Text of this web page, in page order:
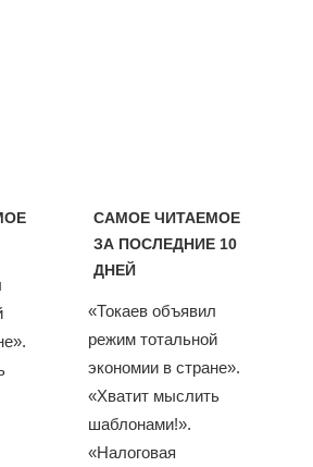
САМОЕ ЧИТАЕМОЕ
ЗА ПОСЛЕДНИЕ 10
ДНЕЙ
«Токаев объявил
режим тотальной
экономии в стране».
«Хватит мыслить
шаблонами!».
«Налоговая